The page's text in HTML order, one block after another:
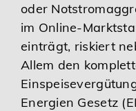
oder
im Online-
einträgt, riskiert
Allem den
Energien Gesetz